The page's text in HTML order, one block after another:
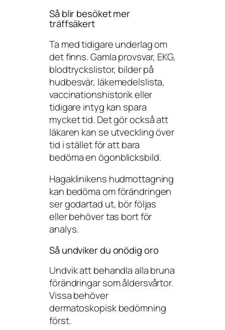
Så blir besöket mer
träffsäkert
Ta med tidigare underlag om
det finns. Gamla provsvar, EKG,
blodtryckslistor, bilder på
hudbesvär, läkemedelslista,
vaccinationshistorik eller
tidigare intyg kan spara
mycket tid. Det gör också att
läkaren kan se utveckling över
tid i stället för att bara
bedöma en ögonblicksbild.
Hagaklinikens hudmottagning
kan bedöma om förändringen
ser godartad ut, bör följas
eller behöver tas bort för
analys.
Så undviker du onödig oro
Undvik att behandla alla bruna
förändringar som åldersvårtor.
Vissa behöver
dermatoskopisk bedömning
först.